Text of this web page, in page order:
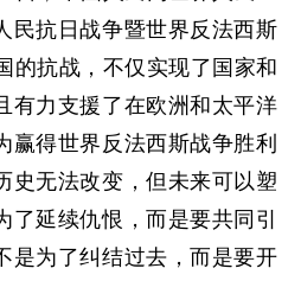
民抗日战争暨世界反法西斯
的抗战，不仅实现了国家和
有力支援了在欧洲和太平洋
赢得世界反法西斯战争胜利
史无法改变，但未来可以塑
延续仇恨，而是要共同引
是为了纠结过去，而是要开